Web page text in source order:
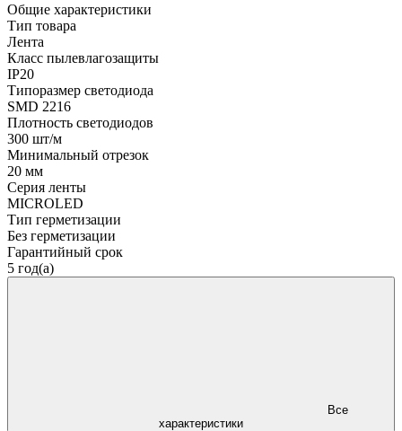
Общие характеристики
Тип товара
Лента
Класс пылевлагозащиты
IP20
Типоразмер светодиода
SMD 2216
Плотность светодиодов
300 шт/м
Минимальный отрезок
20 мм
Серия ленты
MICROLED
Тип герметизации
Без герметизации
Гарантийный срок
5 год(а)
характеристики